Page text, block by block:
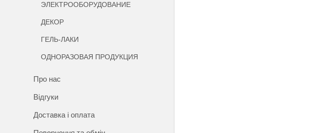
ЭЛЕКТРООБОРУДОВАНИЕ
ДЕКОР
ГЕЛЬ-ЛАКИ
ОДНОРАЗОВАЯ ПРОДУКЦИЯ
Про нас
Відгуки
Доставка і оплата